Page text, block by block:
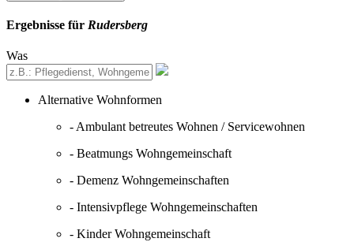
Ergebnisse für Rudersberg
Was
Alternative Wohnformen
- Ambulant betreutes Wohnen / Servicewohnen
- Beatmungs Wohngemeinschaft
- Demenz Wohngemeinschaften
- Intensivpflege Wohngemeinschaften
- Kinder Wohngemeinschaft